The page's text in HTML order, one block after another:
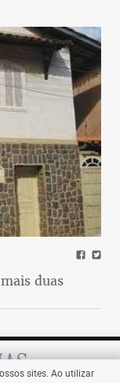
duas
sites. Ao utilizar